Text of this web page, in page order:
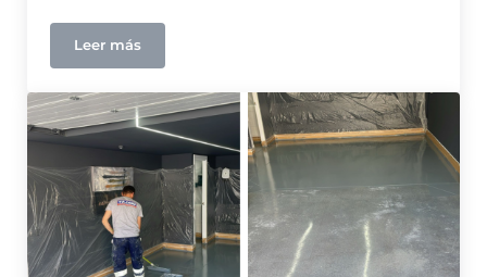
Leer másGaraje para vehículos de producciones